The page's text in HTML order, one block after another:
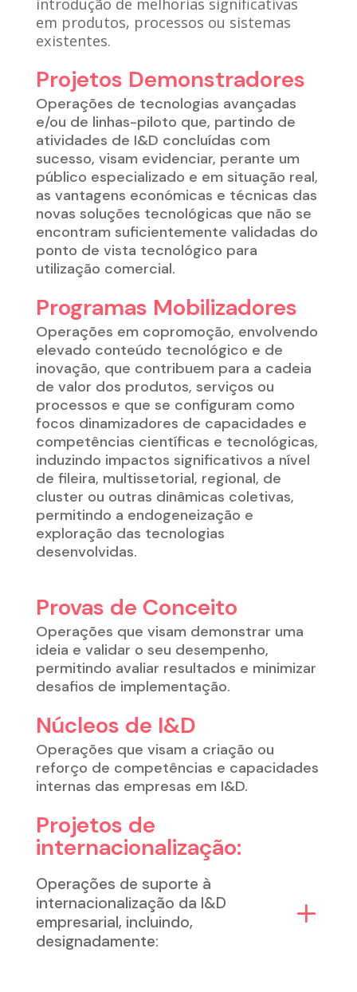
em produtos, processos ou sistemas
existentes.
Projetos Demonstradores
Operações de tecnologias avançadas
e/ou de linhas-piloto que, partindo de
atividades de I&D concluídas com
sucesso, visam evidenciar, perante um
público especializado e em situação real,
as vantagens económicas e técnicas das
novas soluções tecnológicas que não se
encontram suficientemente validadas do
ponto de vista tecnológico para
utilização comercial.
Programas Mobilizadores
Operações em copromoção, envolvendo
elevado conteúdo tecnológico e de
inovação, que contribuem para a cadeia
de valor dos produtos, serviços ou
processos e que se configuram como
focos dinamizadores de capacidades e
competências científicas e tecnológicas,
induzindo impactos significativos a nível
de fileira, multissetorial, regional, de
cluster ou outras dinâmicas coletivas,
permitindo a endogeneização e
exploração das tecnologias
desenvolvidas.
Provas de Conceito
Operações que visam demonstrar uma
ideia e validar o seu desempenho,
permitindo avaliar resultados e minimizar
desafios de implementação.
Núcleos de I&D
Operações que visam a criação ou
reforço de competências e capacidades
internas das empresas em I&D.
Projetos de
internacionalização:
Operações de suporte à
internacionalização da I&D
empresarial, incluindo,
designadamente: